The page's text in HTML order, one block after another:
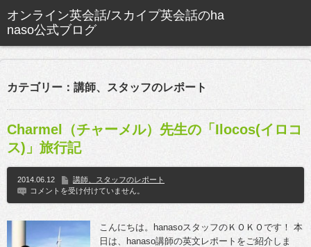
カテゴリー：講師、スタッフのレポート
Charmel（チャーメル）先生の「Ilocos(イロコ
ス)」旅行記
2014.06.12
講師、スタッフのレポート
コメントを受け付けていません。
こんにちは。hanasoスタッフのＫＯＫＯです！ 本
日は、hanaso講師の英文レポートをご紹介しま